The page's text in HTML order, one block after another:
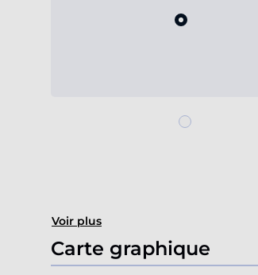
Voir plus
Carte graphique